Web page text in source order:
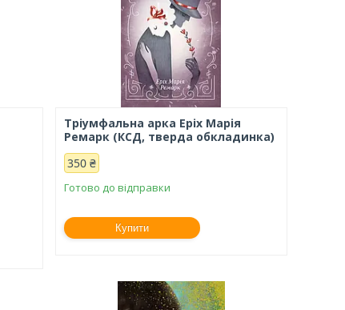
Тріумфальна арка Еріх Марія
Ремарк (КСД, тверда обкладинка)
350 ₴
Готово до відправки
Купити